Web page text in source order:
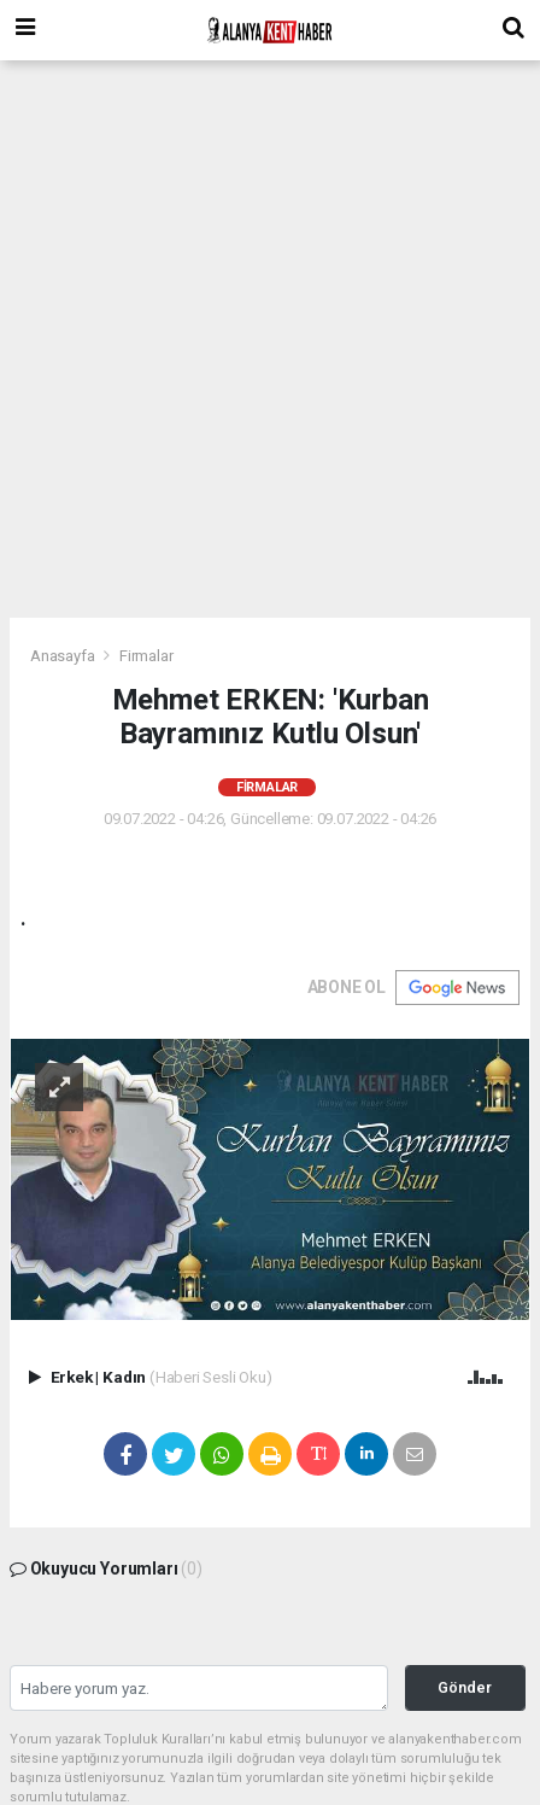
Anasayfa Firmalar
Mehmet ERKEN: 'Kurban
Bayramınız Kutlu Olsun'
FIRMALAR
09.07.2022 - 04:26, Güncelleme: 09.07.2022 - 04:26
.
ABONE OL
Erkek| Kadın (Haberi Sesli Oku)
Okuyucu Yorumları (0)
Gönder
Yorum yazarak Topluluk Kuralları’nı kabul etmiş bulunuyor ve alanyakenthaber.com
sitesine yaptığınız yorumunuzla ilgili doğrudan veya dolaylı tüm sorumluluğu tek
başınıza üstleniyorsunuz. Yazılan tüm yorumlardan site yönetimi hiçbir şekilde
sorumlu tutulamaz.